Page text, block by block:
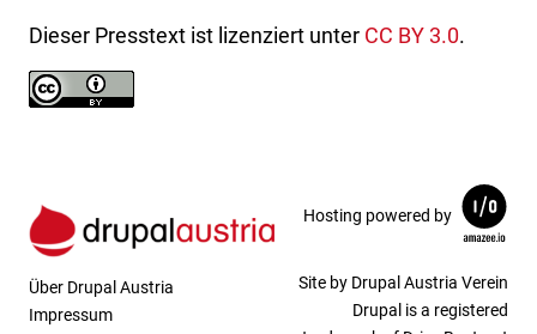
Dieser Presstext ist lizenziert unter CC BY 3.0.
Über Drupal Austria
Impressum
Hosting powered by
Site by Drupal Austria Verein
Drupal is a registered